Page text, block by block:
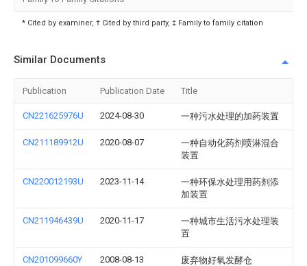
* Cited by examiner, † Cited by third party, ‡ Family to family citation
Similar Documents
Publication Publication Date Title
CN221625976U 2024-08-30 一种污水处理的加药装置
CN211189912U 2020-08-07
一种自动化药剂喷淋混合
装置
CN220012193U 2023-11-14
一种环保水处理用药剂添
加装置
CN211946439U 2020-11-17
一种城市生活污水处理装
置
CN201099660Y 2008-08-13 废弃物好氧发酵仓